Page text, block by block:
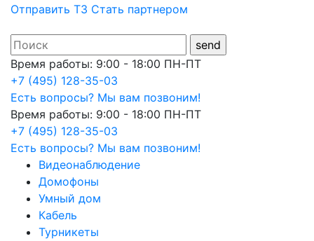
Отправить ТЗ Стать партнером
Время работы: 9:00 - 18:00 ПН-ПТ
+7 (495) 128-35-03
Есть вопросы? Мы вам позвоним!
Время работы: 9:00 - 18:00 ПН-ПТ
+7 (495) 128-35-03
Есть вопросы? Мы вам позвоним!
Видеонаблюдение
Домофоны
Умный дом
Кабель
Турникеты